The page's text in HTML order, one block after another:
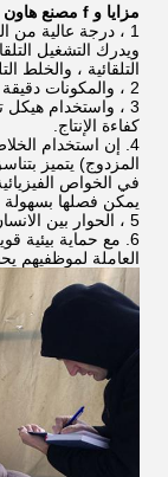
مزايا و f مصنع هاون الجاف التلقائي:
1 ، درجة عالية من
ويدرك التشغيل
التلقائية ، والخلط
2 ، والمكونات دقيقة ، ويمكن حساب الخطأ تلقائيا وتصحيح تلقائيا.
3 ، واستخدام
كفاءة الإنتاج.
4. إن استخدام
المزدوج) يتميز
في الخواص
يمكن فصلها بسهولة
5 ، الحوار بين الانسان والآلة نظام التحكم بسيط وسهل التشغيل.
6. مع حماية بيئية
العاملة لموظفيهم